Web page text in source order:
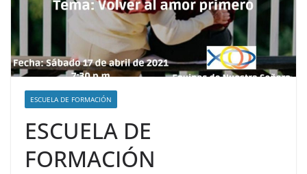
ESCUELA DE FORMACIÓN
ESCUELA DE
FORMACIÓN